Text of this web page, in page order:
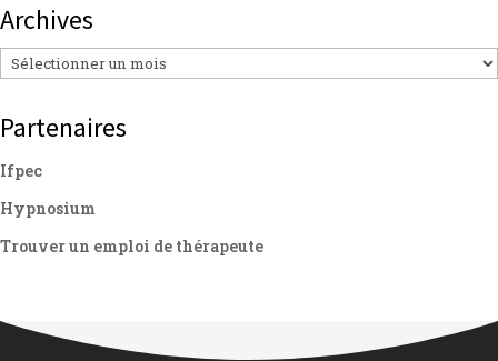
Archives
Archives
Partenaires
Ifpec
Hypnosium
Trouver un emploi de thérapeute